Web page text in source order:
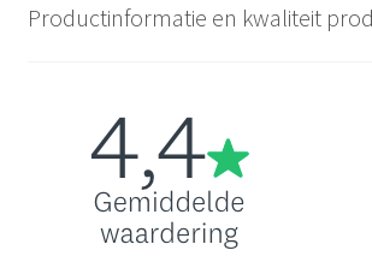
Productinformatie en kwaliteit